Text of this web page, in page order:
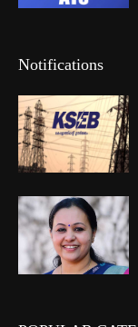
Notifications